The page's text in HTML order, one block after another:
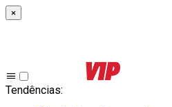
×
Tendências: